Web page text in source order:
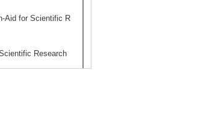
Aid for Scientific R
Research